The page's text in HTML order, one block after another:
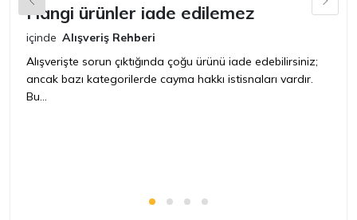
Hangi ürünler iade edilemez
içinde Alışveriş Rehberi
Alışverişte sorun çıktığında çoğu ürünü iade edebilirsiniz;
ancak bazı kategorilerde cayma hakkı istisnaları vardır.
Bu...